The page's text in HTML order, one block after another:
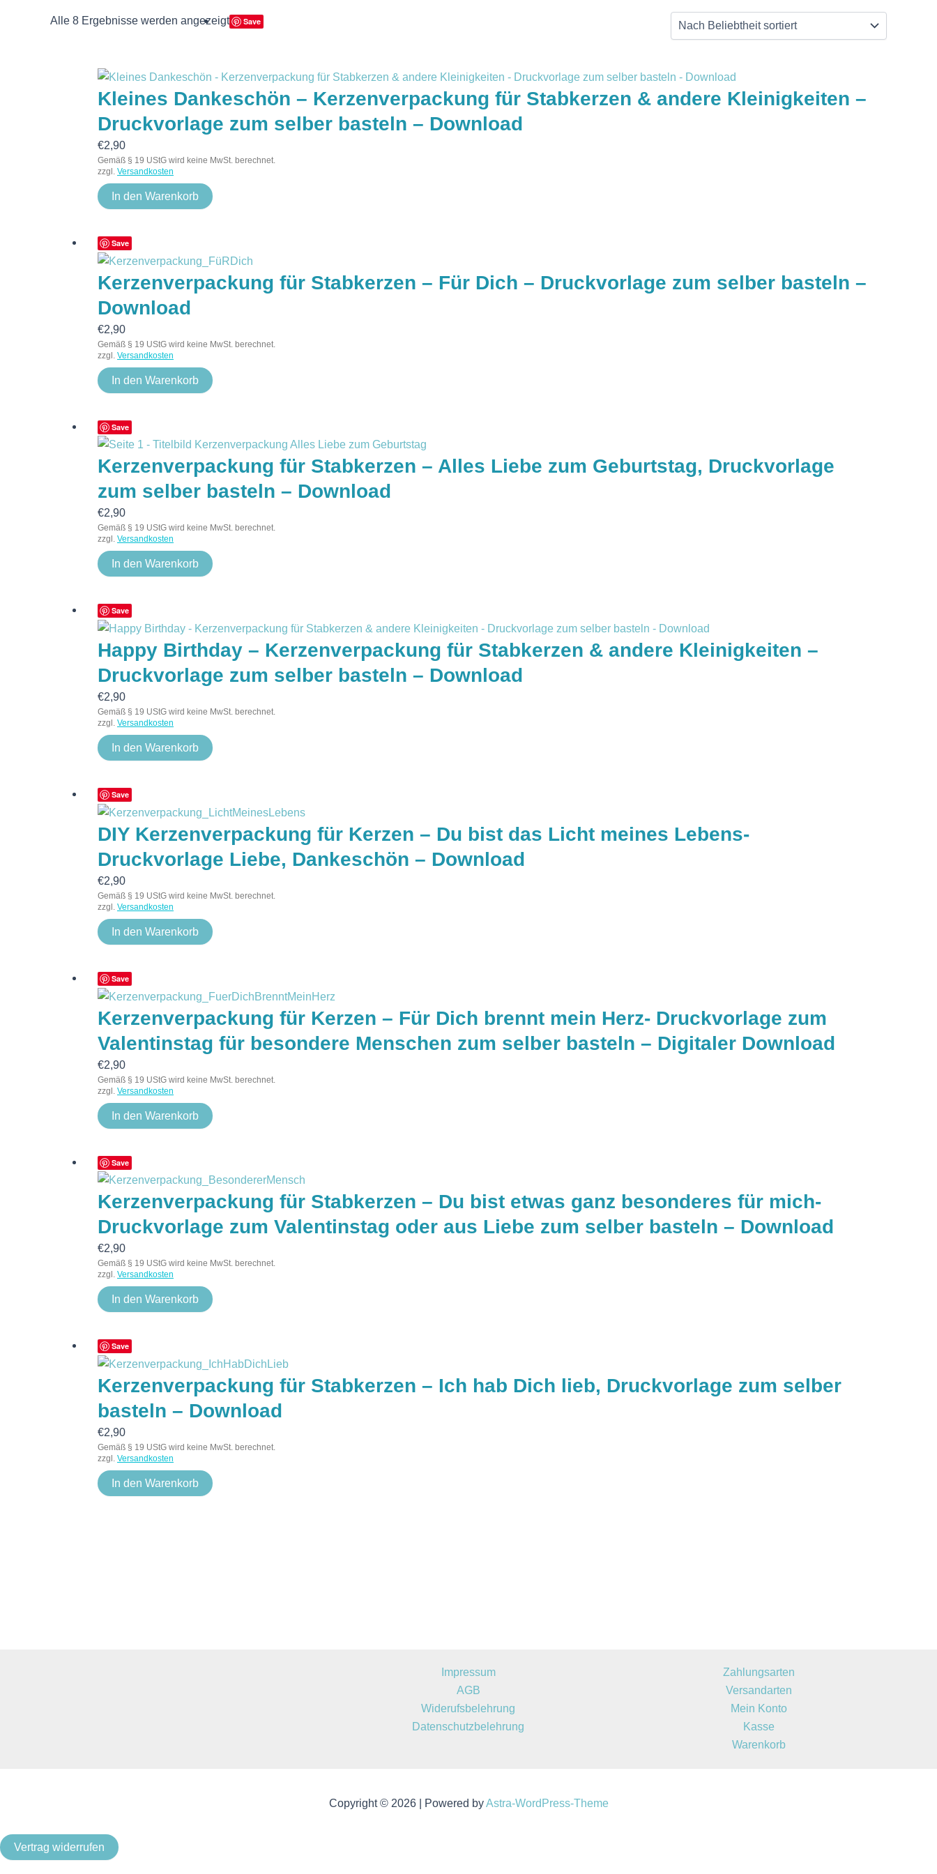
Alle 8 Ergebnisse werden angezeigt Save
Kleines Dankeschön – Kerzenverpackung für Stabkerzen & andere Kleinigkeiten –
Druckvorlage zum selber basteln – Download
€2,90
Gemäß § 19 UStG wird keine MwSt. berechnet.
zzgl. Versandkosten
In den Warenkorb
Save
Kerzenverpackung für Stabkerzen – Für Dich – Druckvorlage zum selber basteln –
Download
€2,90
Gemäß § 19 UStG wird keine MwSt. berechnet.
zzgl. Versandkosten
In den Warenkorb
Save
Kerzenverpackung für Stabkerzen – Alles Liebe zum Geburtstag, Druckvorlage
zum selber basteln – Download
€2,90
Gemäß § 19 UStG wird keine MwSt. berechnet.
zzgl. Versandkosten
In den Warenkorb
Save
Happy Birthday – Kerzenverpackung für Stabkerzen & andere Kleinigkeiten –
Druckvorlage zum selber basteln – Download
€2,90
Gemäß § 19 UStG wird keine MwSt. berechnet.
zzgl. Versandkosten
In den Warenkorb
Save
DIY Kerzenverpackung für Kerzen – Du bist das Licht meines Lebens-
Druckvorlage Liebe, Dankeschön – Download
€2,90
Gemäß § 19 UStG wird keine MwSt. berechnet.
zzgl. Versandkosten
In den Warenkorb
Save
Kerzenverpackung für Kerzen – Für Dich brennt mein Herz- Druckvorlage zum
Valentinstag für besondere Menschen zum selber basteln – Digitaler Download
€2,90
Gemäß § 19 UStG wird keine MwSt. berechnet.
zzgl. Versandkosten
In den Warenkorb
Save
Kerzenverpackung für Stabkerzen – Du bist etwas ganz besonderes für mich-
Druckvorlage zum Valentinstag oder aus Liebe zum selber basteln – Download
€2,90
Gemäß § 19 UStG wird keine MwSt. berechnet.
zzgl. Versandkosten
In den Warenkorb
Save
Kerzenverpackung für Stabkerzen – Ich hab Dich lieb, Druckvorlage zum selber
basteln – Download
€2,90
Gemäß § 19 UStG wird keine MwSt. berechnet.
zzgl. Versandkosten
In den Warenkorb
Impressum
AGB
Widerufsbelehrung
Datenschutzbelehrung
Zahlungsarten
Versandarten
Mein Konto
Kasse
Warenkorb
Copyright © 2026 | Powered byAstra-WordPress-Theme
Vertrag widerrufen